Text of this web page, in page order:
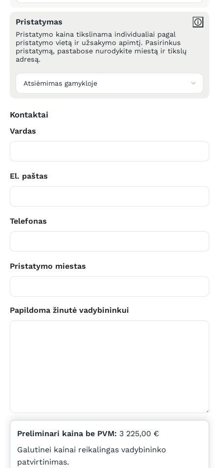
Pristatymas
Pristatymo kaina tikslinama individualiai pagal
pristatymo vietą ir užsakymo apimtį. Pasirinkus
pristatymą, pastabose nurodykite miestą ir tikslų
adresą.
Kontaktai
Vardas
El. paštas
Telefonas
Pristatymo miestas
Papildoma žinutė vadybininkui
Preliminari kaina be PVM: 3 225,00 €
Galutinei kainai reikalingas vadybininko
patvirtinimas.